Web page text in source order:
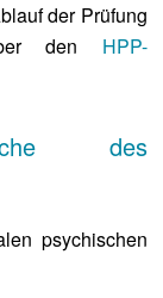
der Prüfung
den HPP-
des
psychischen